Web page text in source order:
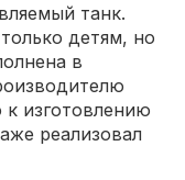
танк.
детям, но
в
изготовлению
реализовал